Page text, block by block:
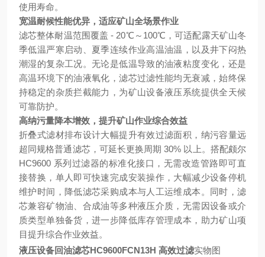
使用寿命。
宽温耐候性能优异，适应矿山全场景作业
滤芯整体耐温范围覆盖 - 20℃～100℃，可适配露天矿山冬
季低温严寒启动、夏季连续作业高温油温，以及井下闷热
潮湿的复杂工况。无论是低温导致的油液粘度变化，还是
高温环境下的油液氧化，滤芯过滤性能均无衰减，始终保
持稳定的杂质拦截能力，为矿山设备液压系统提供全天候
可靠防护。
高纳污量降本增效，提升矿山作业综合效益
折叠式滤材排布设计大幅提升有效过滤面积，纳污容量远
超同规格普通滤芯，可延长更换周期 30% 以上。搭配颇尔
HC9600 系列过滤器的标准化接口，无需改造管路即可直
接替换，单人即可快速完成安装操作，大幅减少设备停机
维护时间，降低滤芯采购成本与人工运维成本。同时，滤
芯兼容矿物油、合成油等多种液压介质，无需因设备或介
质类型单独备货，进一步降低库存管理成本，助力矿山项
目提升综合作业效益。
液压设备回油滤芯HC9600FCN13H 高效过滤实物图